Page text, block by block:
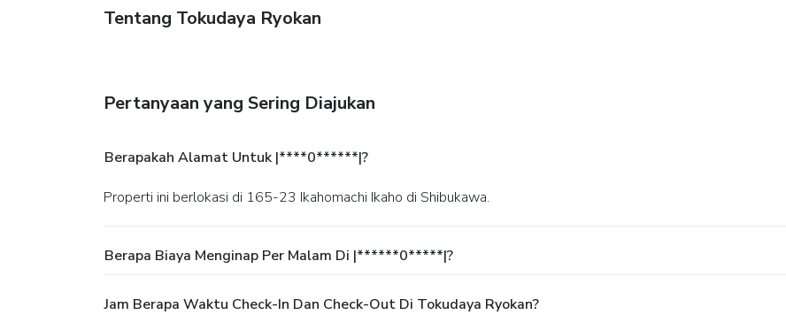
Tentang Tokudaya Ryokan
Pertanyaan yang Sering Diajukan
Berapakah Alamat Untuk |****0******|?
Properti ini berlokasi di 165-23 Ikahomachi Ikaho di Shibukawa.
Berapa Biaya Menginap Per Malam Di |******0*****|?
Jam Berapa Waktu Check-In Dan Check-Out Di Tokudaya Ryokan?